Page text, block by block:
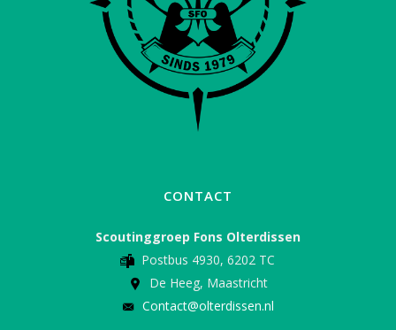
CONTACT
Scoutinggroep Fons Olterdissen
Postbus 4930, 6202 TC
De Heeg, Maastricht
Contact@olterdissen.nl